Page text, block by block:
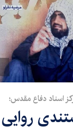
اسناد دفاع مقدس؛
روایی